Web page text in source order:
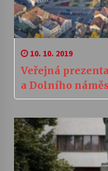
10. 10. 2019
Veřejná
a Dolního